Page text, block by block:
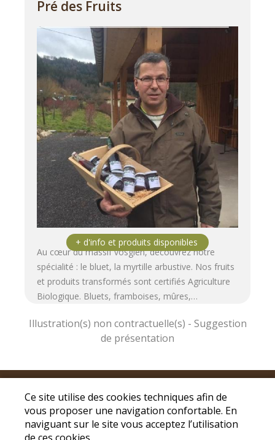
Pré des Fruits
Au cœur du massif vosgien, découvrez notre
spécialité : le bluet, la myrtille arbustive. Nos fruits
et produits transformés sont certifiés Agriculture
Biologique. Bluets, framboises, mûres,…
Conditions Générales de
Ventes|Protection des données personnelles
© Copyright 2026 - Drive fermier Saint Dié -
Tous droits réservés
Ce site utilise des cookies techniques afin de
vous proposer une navigation confortable. En
naviguant sur le site vous acceptez l’utilisation